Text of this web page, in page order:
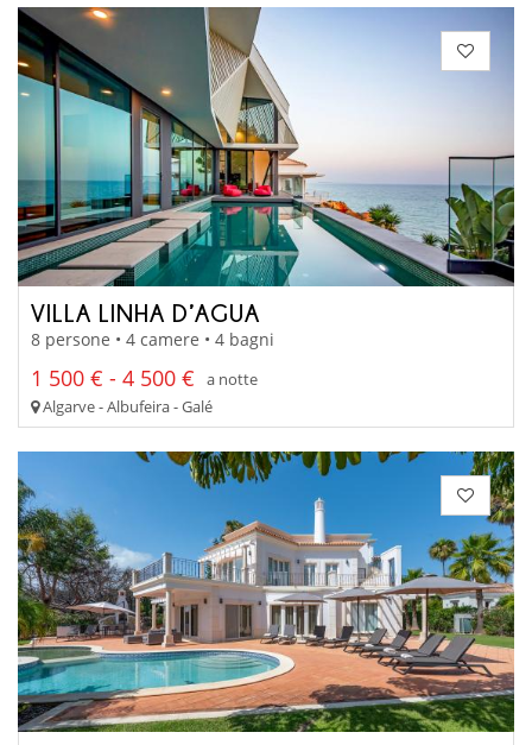
VILLA LINHA D’AGUA
8 persone • 4 camere • 4 bagni
1 500 € - 4 500 €
a notte
Algarve - Albufeira - Galé